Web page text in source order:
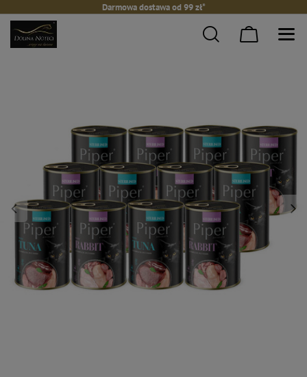
Darmowa dostawa od 99 zł*